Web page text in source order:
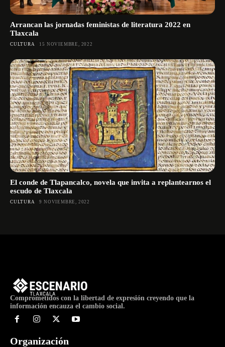
Arrancan las jornadas feministas de literatura 2022 en
Tlaxcala
CULTURA 15 NOVIEMBRE, 2022
El conde de Tlapancalco, novela que invita a replantearnos el
escudo de Tlaxcala
CULTURA 9 NOVIEMBRE, 2022
Comprometidos con la libertad de expresión creyendo que la
información encauza el cambio social.
Organización